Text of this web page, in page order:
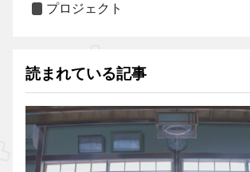
プロジェクト
読まれている記事